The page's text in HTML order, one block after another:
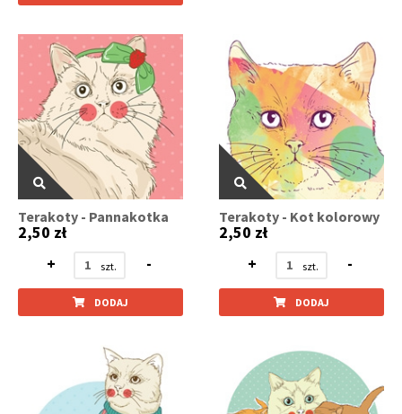
Terakoty - Pannakotka
2,50 zł
+
-
DODAJ
Terakoty - Kot kolorowy
2,50 zł
+
-
DODAJ